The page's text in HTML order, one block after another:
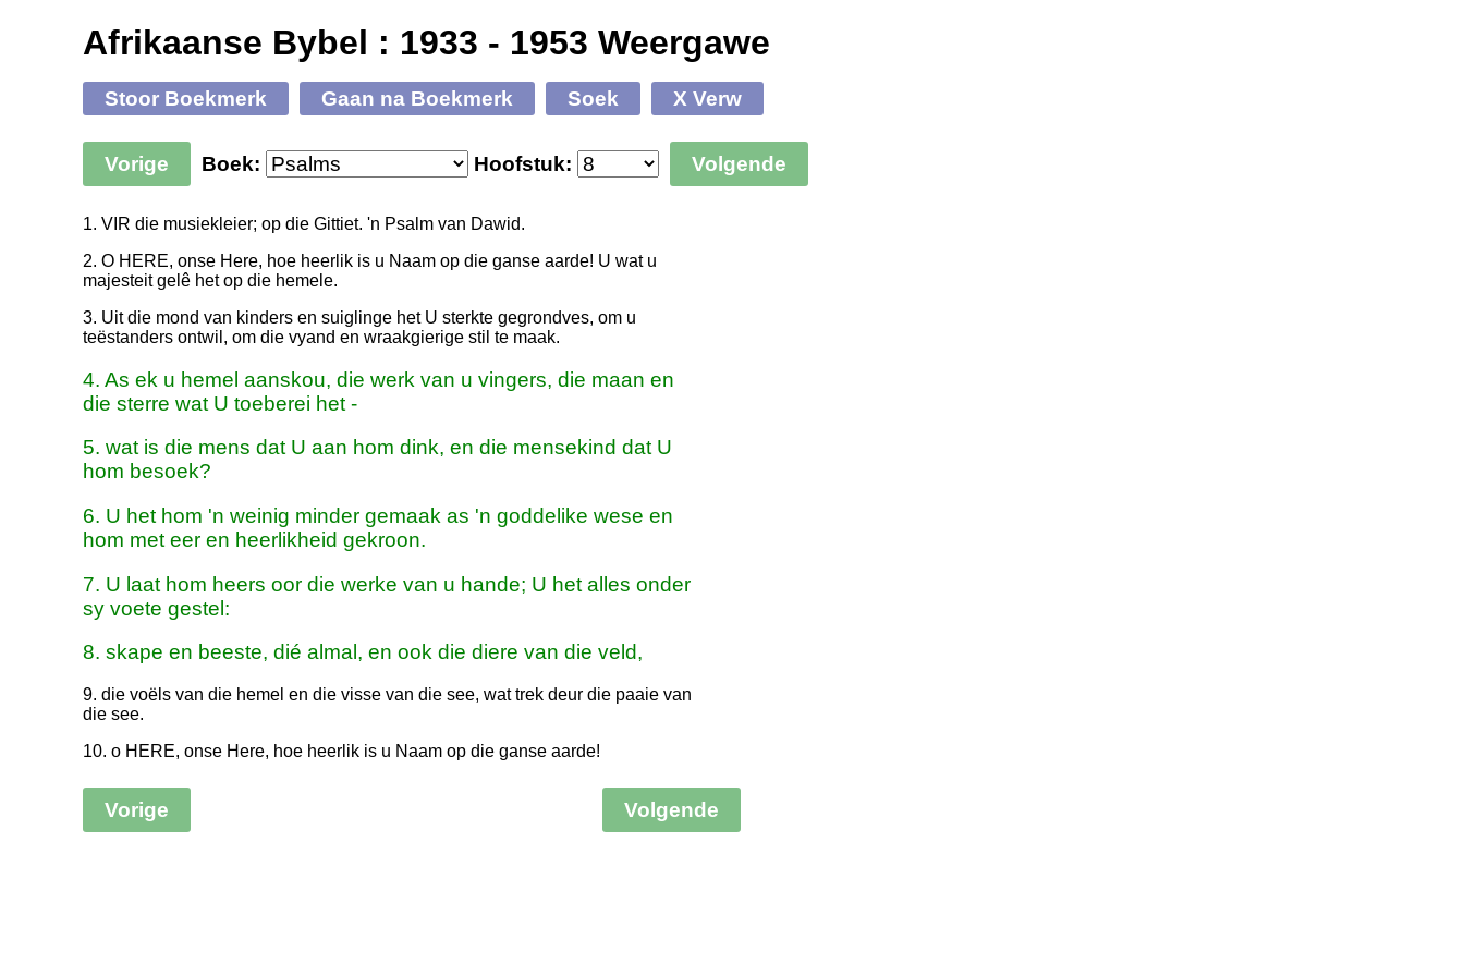
Afrikaanse Bybel : 1933 - 1953 Weergawe
Stoor Boekmerk Gaan na Boekmerk Soek X Verw
Vorige Boek: Hoofstuk: Volgende
1. VIR die musiekleier; op die Gittiet. 'n Psalm van Dawid.
2. O HERE, onse Here, hoe heerlik is u Naam op die ganse aarde! U wat u
majesteit gelê het op die hemele.
3. Uit die mond van kinders en suiglinge het U sterkte gegrondves, om u
teëstanders ontwil, om die vyand en wraakgierige stil te maak.
4. As ek u hemel aanskou, die werk van u vingers, die maan en
die sterre wat U toeberei het -
5. wat is die mens dat U aan hom dink, en die mensekind dat U
hom besoek?
6. U het hom 'n weinig minder gemaak as 'n goddelike wese en
hom met eer en heerlikheid gekroon.
7. U laat hom heers oor die werke van u hande; U het alles onder
sy voete gestel:
8. skape en beeste, dié almal, en ook die diere van die veld,
9. die voëls van die hemel en die visse van die see, wat trek deur die paaie van
die see.
10. o HERE, onse Here, hoe heerlik is u Naam op die ganse aarde!
Vorige Volgende